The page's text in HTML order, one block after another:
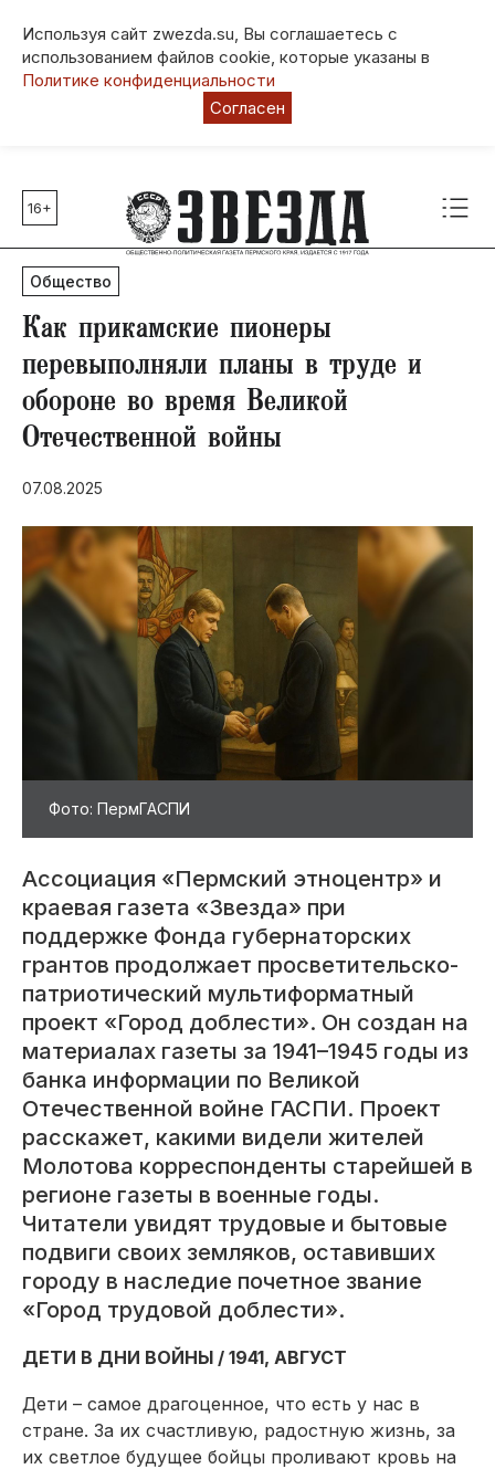
Используя сайт zwezda.su, Вы соглашаетесь с
использованием файлов cookie, которые указаны в
Политике конфиденциальности
Согласен
Главные темы
80 лет Победы
Молодежная столица РФ
СВО
Социальная поддержка
Инфраструктура
Благоустройство
16+
Общество
Как прикамские пионеры
перевыполняли планы в труде и
обороне во время Великой
Отечественной войны
07.08.2025
Фото: ПермГАСПИ
Ассоциация «Пермский этноцентр» и
краевая газета «Звезда» при
поддержке Фонда губернаторских
грантов продолжает просветительско-
патриотический мультиформатный
проект «Город доблести». Он создан на
материалах газеты за 1941–1945 годы из
банка информации по Великой
Отечественной войне ГАСПИ. Проект
расскажет, какими видели жителей
Молотова корреспонденты старейшей в
регионе газеты в военные годы.
Читатели увидят трудовые и бытовые
подвиги своих земляков, оставивших
городу в наследие почетное звание
«Город трудовой доблести».
ДЕТИ В ДНИ ВОЙНЫ / 1941, АВГУСТ
Дети – самое драгоценное, что есть у нас в
стране. За их счастливую, радостную жизнь, за
их светлое будущее бойцы проливают кровь на